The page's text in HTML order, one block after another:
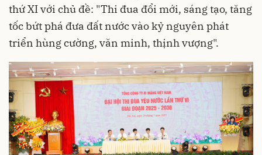
thứ XI với chủ đề: "Thi đua đổi mới, sáng tạo, tăng
tốc bứt phá đưa đất nước vào kỷ nguyên phát
triển hùng cường, văn minh, thịnh vượng".